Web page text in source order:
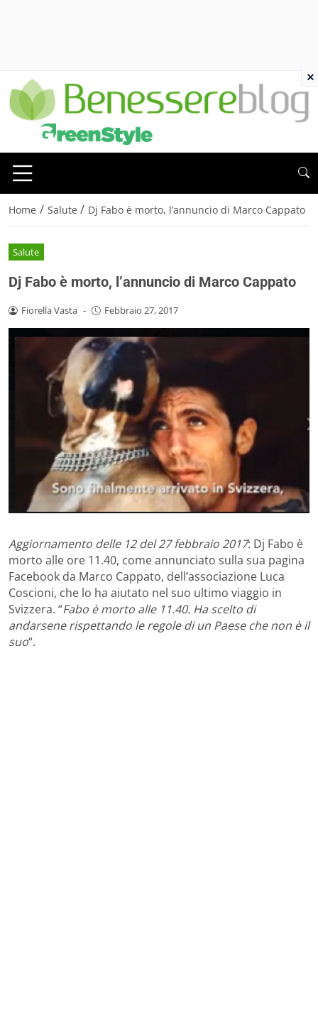
Home / Salute / Dj Fabo è morto, l’annuncio di Marco Cappato
Salute
Dj Fabo è morto, l’annuncio di Marco Cappato
Fiorella Vasta - Febbraio 27, 2017
Aggiornamento delle 12 del 27 febbraio 2017: Dj Fabo è
morto alle ore 11.40, come annunciato sulla sua pagina
Facebook da Marco Cappato, dell’associazione Luca
Coscioni, che lo ha aiutato nel suo ultimo viaggio in
Svizzera. “Fabo è morto alle 11.40. Ha scelto di
andarsene rispettando le regole di un Paese che non è il
suo“.
×